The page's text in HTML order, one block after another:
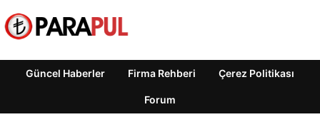
Güncel Haberler Firma Rehberi Çerez Politikası
Forum